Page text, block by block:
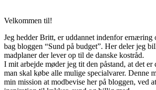
Velkommen til!
Jeg hedder Britt, er uddannet indenfor ernæring
bag bloggen “Sund på budget”. Her deler jeg
madplaner der lever op til de danske kostråd.
I mit arbejde møder jeg tit den påstand, at det er
man skal købe alle mulige specialvarer. Denne
min mission at modbevise her på bloggen, ved